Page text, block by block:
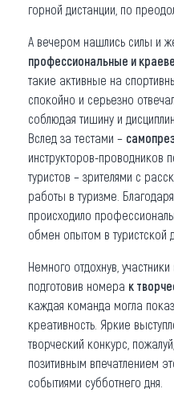
горной дистанции, по
А вечером нашлись силы и
профессиональные и
такие активные на
спокойно и серьезно
соблюдая тишину и
Вслед за тестами –
инструкторов-проводников
туристов – зрителями с
работы в туризме.
происходило
обмен опытом в туристской
Немного отдохнув,
подготовив номера к
каждая команда могла
креативность. Яркие
творческий конкурс,
позитивным впечатлением
событиями субботнего дня.